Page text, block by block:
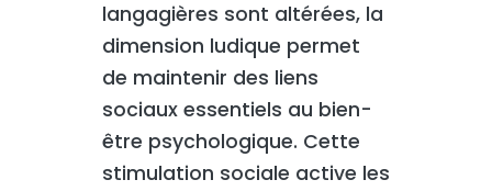
langagières sont altérées, la
dimension ludique permet
de maintenir des liens
sociaux essentiels au bien-
être psychologique. Cette
stimulation sociale active les